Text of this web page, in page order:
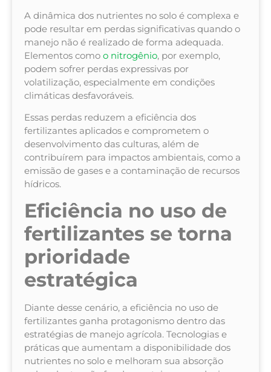
A dinâmica dos nutrientes no solo é complexa e
pode resultar em perdas significativas quando o
manejo não é realizado de forma adequada.
Elementos como o nitrogênio, por exemplo,
podem sofrer perdas expressivas por
volatilização, especialmente em condições
climáticas desfavoráveis.
Essas perdas reduzem a eficiência dos
fertilizantes aplicados e comprometem o
desenvolvimento das culturas, além de
contribuírem para impactos ambientais, como a
emissão de gases e a contaminação de recursos
hídricos.
Eficiência no uso de
fertilizantes se torna
prioridade
estratégica
Diante desse cenário, a eficiência no uso de
fertilizantes ganha protagonismo dentro das
estratégias de manejo agrícola. Tecnologias e
práticas que aumentam a disponibilidade dos
nutrientes no solo e melhoram sua absorção